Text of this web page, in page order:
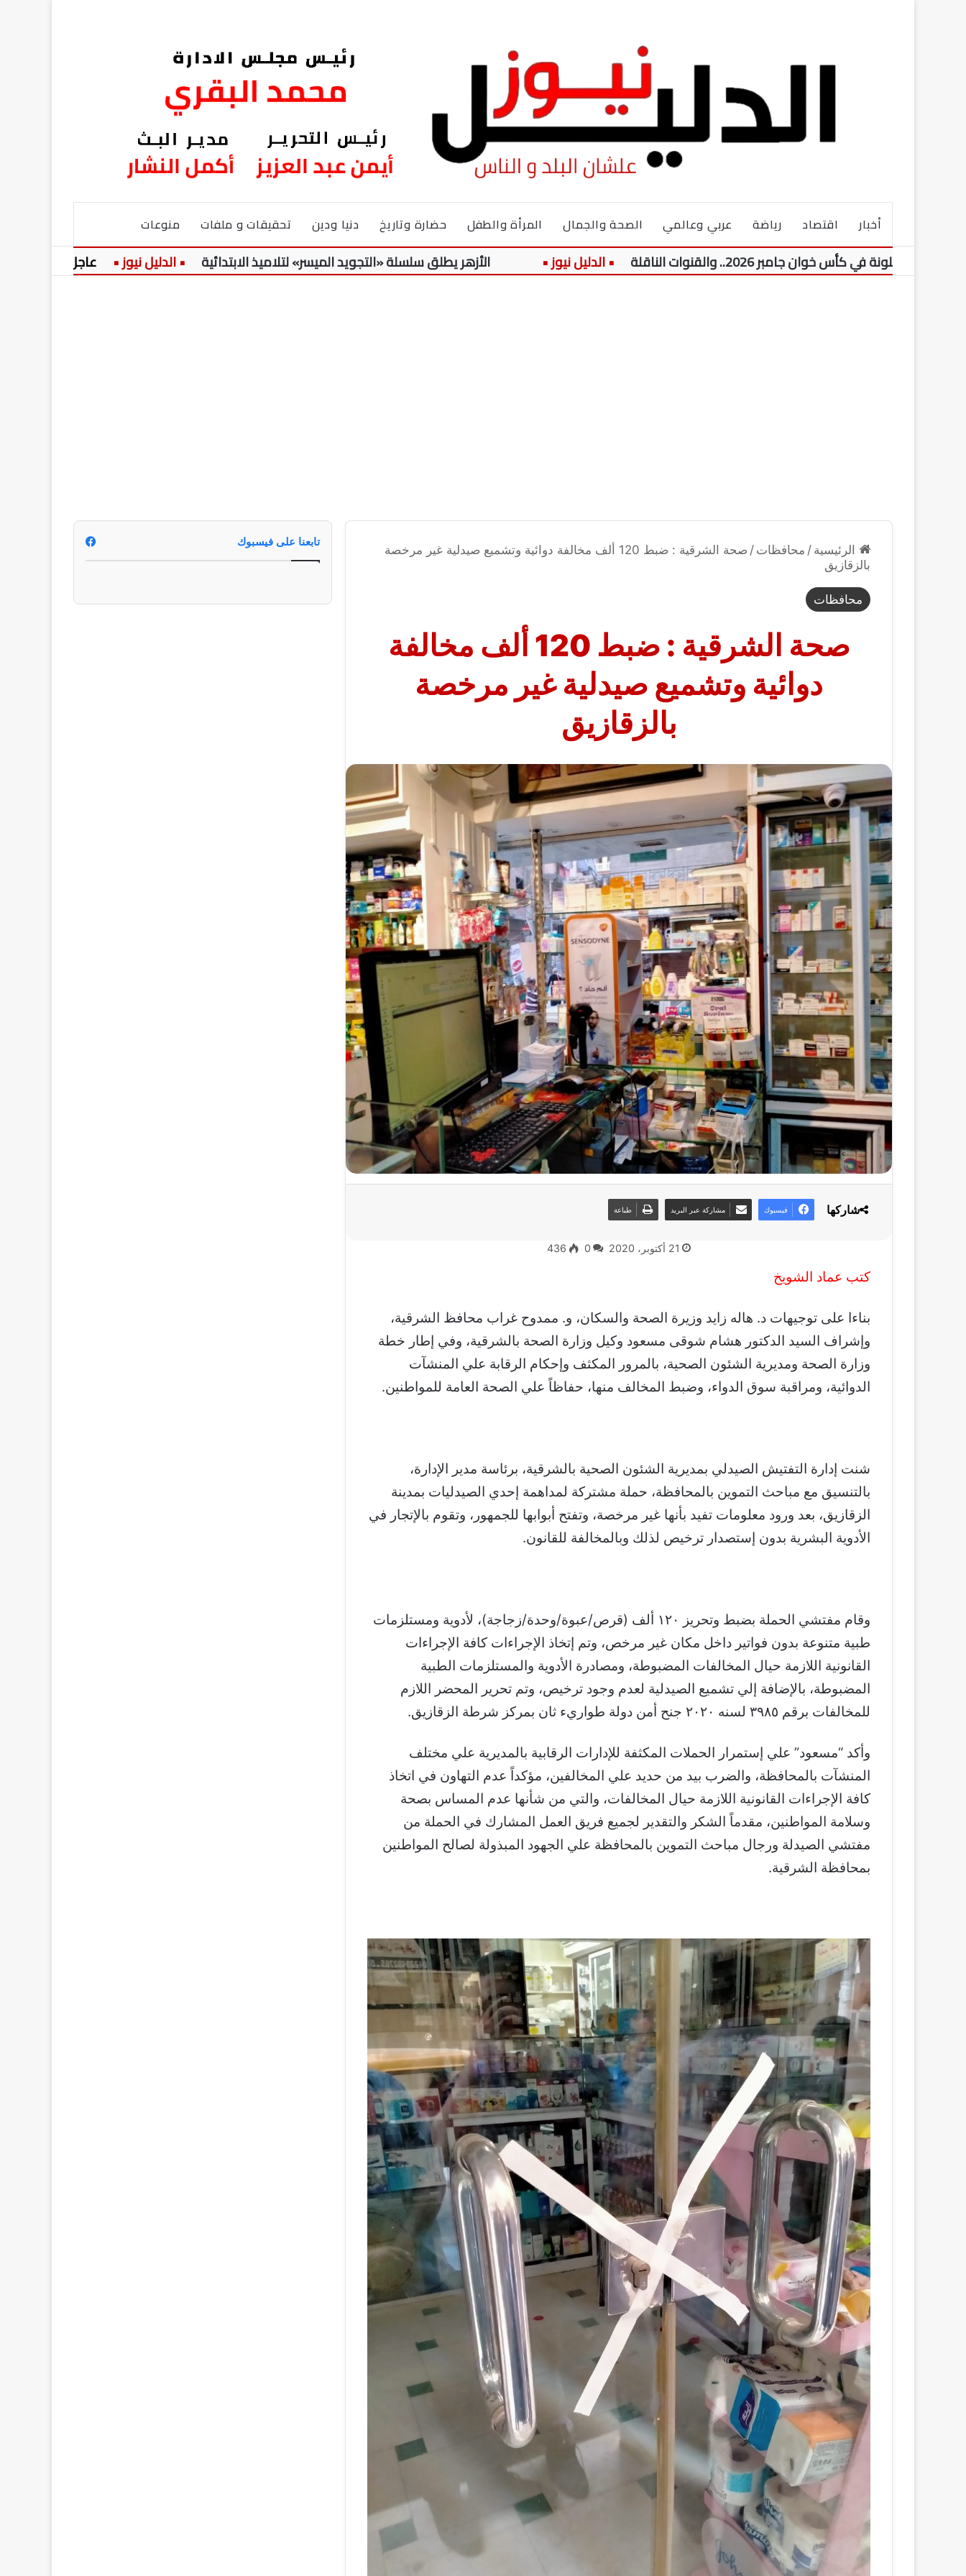
أخبار اقتصاد رياضة عربي وعالمي الصحة والجمال المرأة والطفل حضارة وتاريخ دنيا ودين تحقيقات و ملفات منوعات
كأس خوان جامبر 2026.. والقنوات الناقلة الأزهر يطلق سلسلة «التجويد الميسر» لتلاميذ الابتدائية عاجل: حضرة
الرئيسية / محافظات /
صحة الشرقية : ضبط 120 ألف مخالفة دوائية وتشميع صيدلية غير مرخصة
بالزقازيق
محافظات
صحة الشرقية : ضبط 120 ألف مخالفة
دوائية وتشميع صيدلية غير مرخصة
بالزقازيق
21 أكتوبر، 2020 0
436
كتب عماد الشويخ
بناءا على توجيهات د. هاله زايد وزيرة الصحة والسكان، و. ممدوح غراب محافظ الشرقية،
وإشراف السيد الدكتور هشام شوقى مسعود وكيل وزارة الصحة بالشرقية، وفي إطار خطة
وزارة الصحة ومديرية الشئون الصحية، بالمرور المكثف وإحكام الرقابة علي المنشآت
الدوائية، ومراقبة سوق الدواء، وضبط المخالف منها، حفاظاً علي الصحة العامة للمواطنين.
شنت إدارة التفتيش الصيدلي بمديرية الشئون الصحية بالشرقية، برئاسة مدير الإدارة،
بالتنسيق مع مباحث التموين بالمحافظة، حملة مشتركة لمداهمة إحدي الصيدليات بمدينة
الزقازيق، بعد ورود معلومات تفيد بأنها غير مرخصة، وتفتح أبوابها للجمهور، وتقوم بالإتجار في
الأدوية البشرية بدون إستصدار ترخيص لذلك وبالمخالفة للقانون.
وقام مفتشي الحملة بضبط وتحريز ١٢٠ ألف (قرص/عبوة/وحدة/زجاجة)، لأدوية ومستلزمات
طبية متنوعة بدون فواتير داخل مكان غير مرخص، وتم إتخاذ الإجراءات كافة الإجراءات
القانونية اللازمة حيال المخالفات المضبوطة، ومصادرة الأدوية والمستلزمات الطبية
المضبوطة، بالإضافة إلي تشميع الصيدلية لعدم وجود ترخيص، وتم تحرير المحضر اللازم
للمخالفات برقم ٣٩٨٥ لسنه ٢٠٢٠ جنح أمن دولة طواريء ثان بمركز شرطة الزقازيق.
وأكد “مسعود” علي إستمرار الحملات المكثفة للإدارات الرقابية بالمديرية علي مختلف
المنشآت بالمحافظة، والضرب بيد من حديد علي المخالفين، مؤكداً عدم التهاون في اتخاذ
كافة الإجراءات القانونية اللازمة حيال المخالفات، والتي من شأنها عدم المساس بصحة
وسلامة المواطنين، مقدماً الشكر والتقدير لجميع فريق العمل المشارك في الحملة من
مفتشي الصيدلة ورجال مباحث التموين بالمحافظة علي الجهود المبذولة لصالح المواطنين
بمحافظة الشرقية.
شاركها فيسبوك مشاركة عبر البريد طباعة
تابعنا على فيسبوك